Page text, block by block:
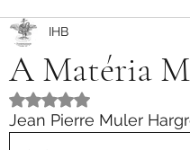
A Matéria
IHB
Avaliado com NaN de 5
Jean Pierre Muler